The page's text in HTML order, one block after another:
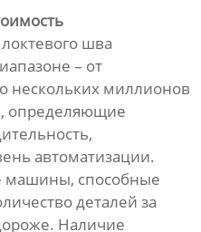
шва
– от
нескольких миллионов
определяющие
автоматизации.
машины, способные
деталей за
Наличие